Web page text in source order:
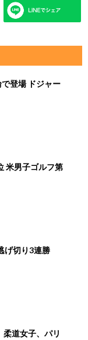
登場 ドジャー
米男子ゴルフ第
げ切り3連勝
道女子、パリ